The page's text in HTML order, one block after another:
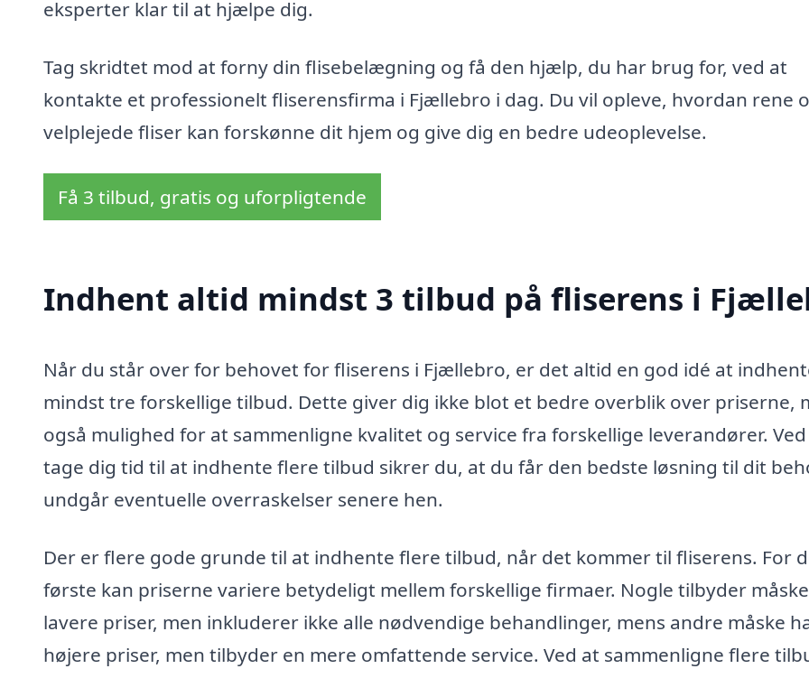
eksperter klar til at hjælpe dig.
Tag skridtet mod at forny din flisebelægning og få den hjælp, du har brug for, ved at
kontakte et professionelt fliserensfirma i Fjællebro i dag. Du vil opleve, hvordan rene
velplejede fliser kan forskønne dit hjem og give dig en bedre udeoplevelse.
Få 3 tilbud, gratis og uforpligtende
Indhent altid mindst 3 tilbud på fliserens i
Når du står over for behovet for fliserens i Fjællebro, er det altid en god idé at
mindst tre forskellige tilbud. Dette giver dig ikke blot et bedre overblik over priserne,
også mulighed for at sammenligne kvalitet og service fra forskellige leverandører.
tage dig tid til at indhente flere tilbud sikrer du, at du får den bedste løsning til dit
undgår eventuelle overraskelser senere hen.
Der er flere gode grunde til at indhente flere tilbud, når det kommer til fliserens. For
første kan priserne variere betydeligt mellem forskellige firmaer. Nogle tilbyder måske
lavere priser, men inkluderer ikke alle nødvendige behandlinger, mens andre måske
højere priser, men tilbyder en mere omfattende service. Ved at sammenligne flere